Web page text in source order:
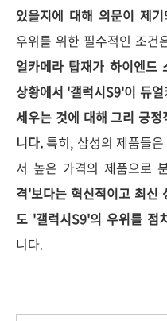
있을지에 대해 의문이 제기
우위를 위한 필수적인 조건
얼카메라 탑재가 하이엔드
상황에서 '갤럭시S9'이 듀
세우는 것에 대해 그리 긍
니다. 특히, 삼성의 제품들
서 높은 가격의 제품으로
격'보다는 혁신적이고 최신
도 '갤럭시S9'의 우위를 점
니다.